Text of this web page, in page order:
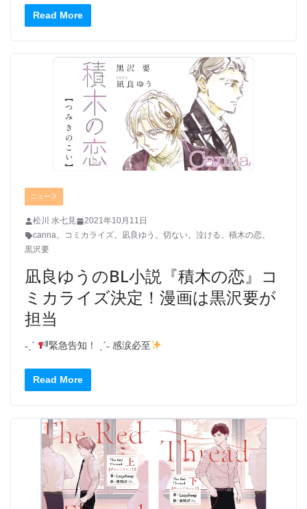
Read More
ニュース
松川 水七見
2021年10月11日
canna、 コミカライズ、 凪良ゆう 、 切ない、 泣ける、 積木の恋、
黒沢要
凪良ゆうのBL小説『積木の恋』コ
ミカライズ決定！漫画は黒沢要が
担当
˗ˏˋ 緊急告知！ ˎˊ˗ 感涙必至
Read More